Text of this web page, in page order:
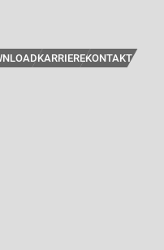
KARRIEREKONTAKT